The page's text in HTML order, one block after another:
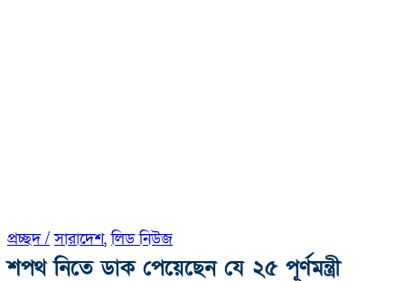
প্রচ্ছদ / সারাদেশ,লিড নিউজ
শপথ নিতে ডাক পেয়েছেন যে ২৫ পূর্ণমন্ত্রী